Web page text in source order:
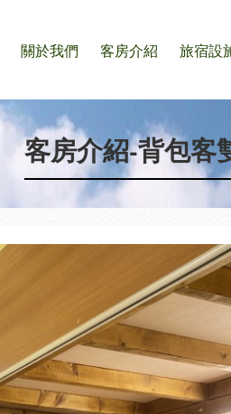
關於我們 客房介紹 旅宿設
客房介紹-背包客